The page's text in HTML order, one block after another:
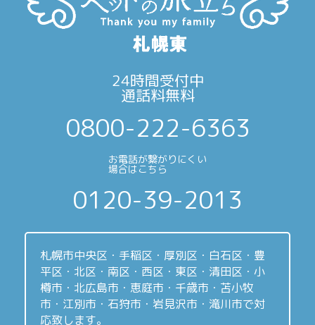
24時間受付中
通話料無料
0800-222-6363
お電話が繋がりにくい
場合はこちら
0120-39-2013
札幌市中央区・手稲区・厚別区・白石区・豊
平区・北区・南区・西区・東区・清田区・小
樽市・北広島市・恵庭市・千歳市・苫小牧
市・江別市・石狩市・岩見沢市・滝川市で対
応致します。